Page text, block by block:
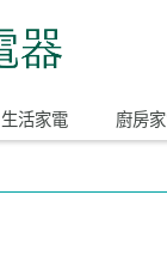
生活家電 廚房